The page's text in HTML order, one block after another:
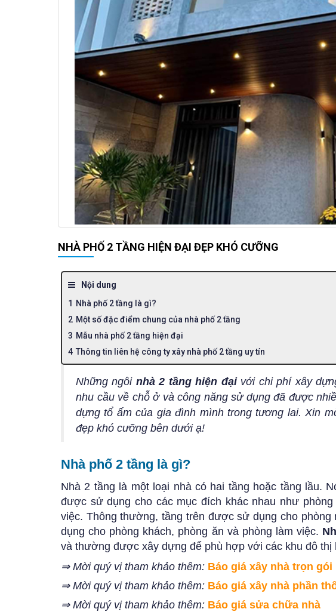
NHÀ PHỐ 2 TẦNG HIỆN ĐẠI ĐẸP KHÓ CƯỠNG
Nội dung
Nhà phố 2 tầng là gì?
Một số đặc điểm chung của nhà phố 2 tầng
Mẫu nhà phố 2 tầng hiện đại
Thông tin liên hệ công ty xây nhà phố 2 tầng uy tín
Những ngôi nhà 2 tầng hiện đạivới chi phí xây
nhu cầu về chỗ ở và công năng sử dụng đã được
dựng tổ ấm của gia đình mình trong tương lai. Xin
đẹp khó cưỡng bên dưới ạ!
Nhà phố 2 tầng là gì?
Nhà 2 tầng là một loại nhà có hai tầng hoặc tầng lầu.
được sử dụng cho các mục đích khác nhau như
việc. Thông thường, tầng trên được sử dụng cho
dụng cho phòng khách, phòng ăn và phòng làm việc.
và thường được xây dựng để phù hợp với các khu đô thị
⇒ Mời quý vị tham khảo thêm: Báo giá xây nhà trọn gói
⇒ Mời quý vị tham khảo thêm: Báo giá xây nhà phần
⇒ Mời quý vị tham khảo thêm: Báo giá sửa chữa nhà